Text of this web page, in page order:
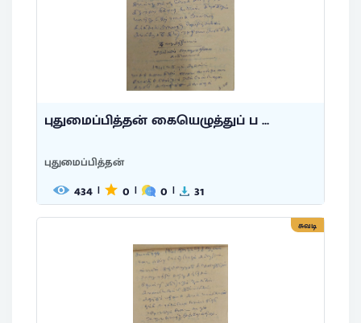
புதுமைப்பித்தன் கையெழுத்துப் ப ...
புதுமைப்பித்தன்
434 | 0 | 0 | 31
சுவடி